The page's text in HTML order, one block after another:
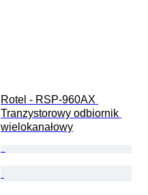
Rotel - RSP-960AX
Tranzystorowy odbiornik
wielokanałowy